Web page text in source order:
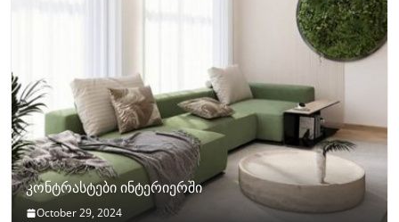
კონტრასტები ინტერიერში
October 29, 2024